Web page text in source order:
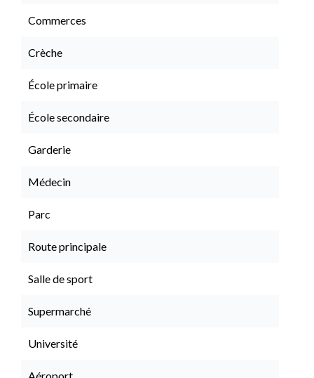
Commerces
Crèche
École primaire
École secondaire
Garderie
Médecin
Parc
Route principale
Salle de sport
Supermarché
Université